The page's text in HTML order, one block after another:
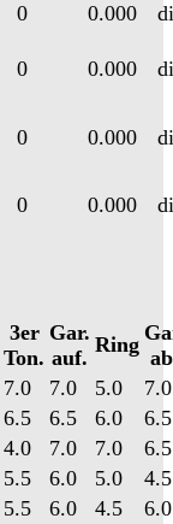
0 0.000
0 0.000
0 0.000
0 0.000
3er
Ton.
Gar.
auf.
Ring
7.0 7.0 5.0
7.0
6.5 6.5 6.0
6.5
4.0 7.0 7.0
6.5
5.5 6.0 5.0
4.5
5.5 6.0 4.5
6.0